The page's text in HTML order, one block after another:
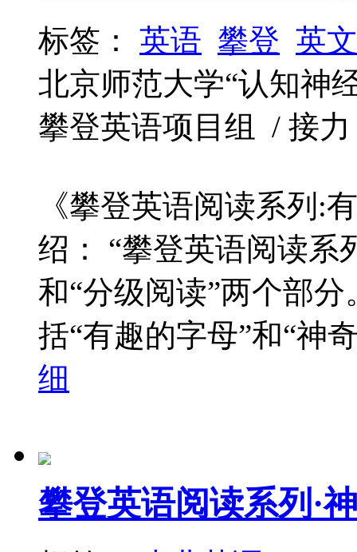
标签： 英语 攀登 英文
北京师范大学“认知神
攀登英语项目组 / 接
《攀登英语阅读系列:
绍： “攀登英语阅读系
和“分级阅读”两个部
括“有趣的字母”和“神
细
攀登英语阅读系列·